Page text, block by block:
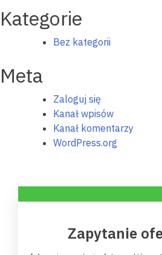
Kategorie
Bez kategorii
Meta
Zaloguj się
Kanał wpisów
Kanał komentarzy
WordPress.org
Zapytanie